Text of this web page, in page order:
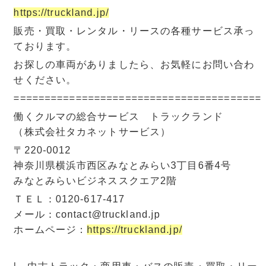
https://truckland.jp/
販売・買取・レンタル・リースの各種サービス承っ
ております。
お探しの車両がありましたら、お気軽にお問い合わ
せください。
=========================================
働くクルマの総合サービス トラックランド
（株式会社タカネットサービス）
〒220-0012
神奈川県横浜市西区みなとみらい3丁目6番4号
みなとみらいビジネススクエア2階
ＴＥＬ：0120-617-417
メール：contact@truckland.jp
ホームページ： https://truckland.jp/